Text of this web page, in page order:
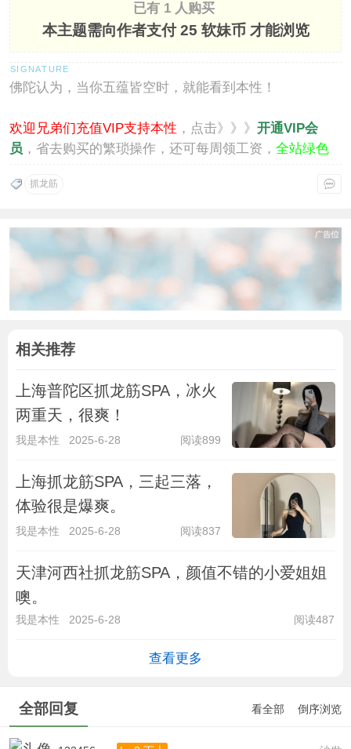
已有 1 人购买
本主题需向作者支付25 软妹币 才能浏览
佛陀认为，当你五蕴皆空时，就能看到本性！
欢迎兄弟们充值VIP支持本性 ，点击》》》 开通VIP会
员 ，省去购买的繁琐操作，还可每周领工资， 全站绿色
抓龙筋
相关推荐
上海普陀区抓龙筋SPA，冰火
两重天，很爽！
我是本性 2025-6-28 阅读899
上海抓龙筋SPA，三起三落，
体验很是爆爽。
我是本性 2025-6-28 阅读837
天津河西社抓龙筋SPA，颜值不错的小爱姐姐
噢。
我是本性 2025-6-28 阅读487
查看更多
全部回复 看全部 倒序浏览